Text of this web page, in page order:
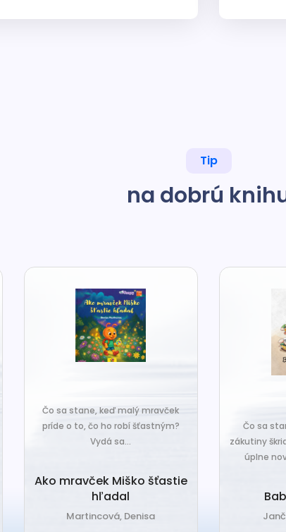
Tip
na dobrú
Čo sa stane, keď malý mravček
príde o to, čo ho robí šťastným?
Vydá sa...
Ako mravček Miško šťastie
hľadal
Martincová, Denisa
Čo sa
zákutiny
úplne